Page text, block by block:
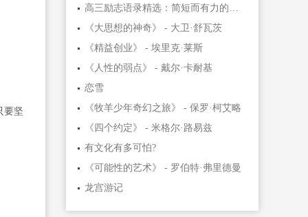
要坚
高三励志语录精选：简短而有力的激励句子
《大思想的神奇》 - 大卫·舒瓦茨
《精益创业》 - 埃里克·莱斯
《人性的弱点》 - 戴尔·卡耐基
恋雪
《牧羊少年奇幻之旅》 - 保罗·柯艾略
《四个约定》 - 米格尔·路易兹
有文化有多可怕?
《可能性的艺术》 - 罗伯特·弗里德曼
龙宫游记